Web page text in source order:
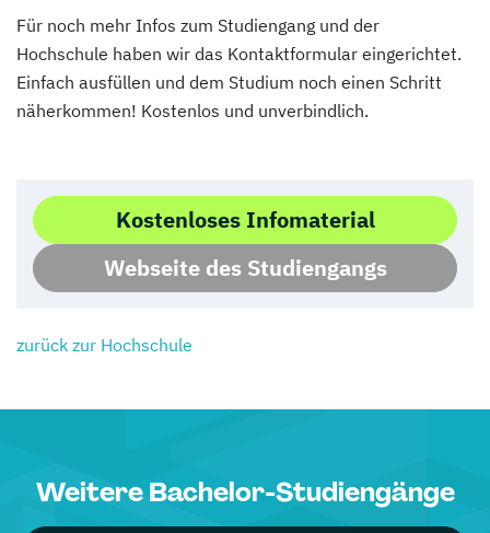
Für noch mehr Infos zum Studiengang und der
Hochschule haben wir das Kontaktformular eingerichtet.
Einfach ausfüllen und dem Studium noch einen Schritt
näherkommen! Kostenlos und unverbindlich.
Kostenloses Infomaterial
Webseite des Studiengangs
zurück zur Hochschule
Weitere Bachelor-Studiengänge